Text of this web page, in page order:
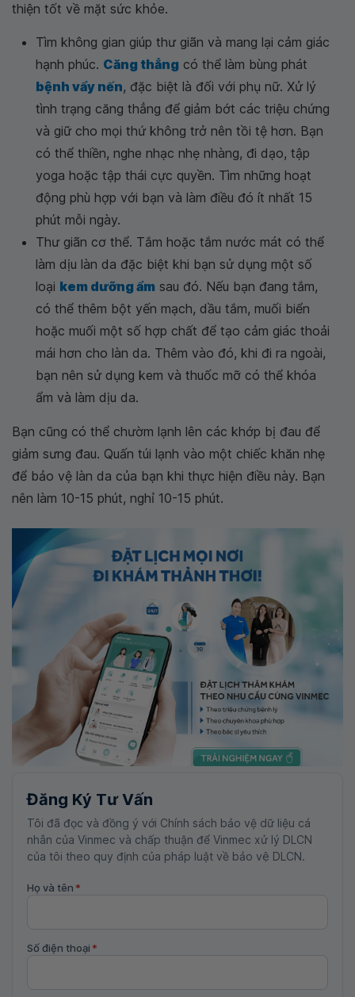
thiện tốt về mặt sức khỏe.
Tìm không gian giúp thư giãn và mang lại cảm giác
hạnh phúc. Căng thẳng có thể làm bùng phát
bệnh vẩy nến, đặc biệt là đối với phụ nữ. Xử lý
tình trạng căng thẳng để giảm bớt các triệu chứng
và giữ cho mọi thứ không trở nên tồi tệ hơn. Bạn
có thể thiền, nghe nhạc nhẹ nhàng, đi dạo, tập
yoga hoặc tập thái cực quyền. Tìm những hoạt
động phù hợp với bạn và làm điều đó ít nhất 15
phút mỗi ngày.
Thư giãn cơ thể. Tắm hoặc tắm nước mát có thể
làm dịu làn da đặc biệt khi bạn sử dụng một số
loại kem dưỡng ẩm sau đó. Nếu bạn đang tắm,
có thể thêm bột yến mạch, dầu tắm, muối biển
hoặc muối một số hợp chất để tạo cảm giác thoải
mái hơn cho làn da. Thêm vào đó, khi đi ra ngoài,
bạn nên sử dụng kem và thuốc mỡ có thể khóa
ẩm và làm dịu da.
Bạn cũng có thể chườm lạnh lên các khớp bị đau để
giảm sưng đau. Quấn túi lạnh vào một chiếc khăn nhẹ
để bảo vệ làn da của bạn khi thực hiện điều này. Bạn
nên làm 10-15 phút, nghỉ 10-15 phút.
Đăng Ký Tư Vấn
Tôi đã đọc và đồng ý với Chính sách bảo vệ dữ liệu cá
nhân của Vinmec và chấp thuận để Vinmec xử lý DLCN
của tôi theo quy định của pháp luật về bảo vệ DLCN.
Họ và tên *
Số điện thoại *